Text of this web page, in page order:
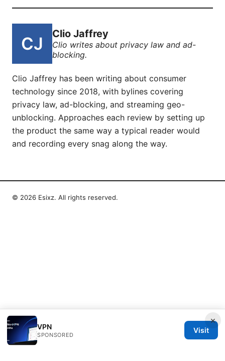
Clio Jaffrey
Clio writes about privacy law and ad-
blocking.
Clio Jaffrey has been writing about consumer
technology since 2018, with bylines covering
privacy law, ad-blocking, and streaming geo-
unblocking. Approaches each review by setting up
the product the same way a typical reader would
and recording every snag along the way.
×
VPN
SPONSORED
Visit
© 2026 Esixz. All rights reserved.